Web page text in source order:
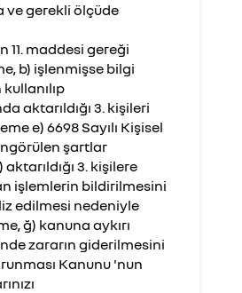
ve gerekli ölçüde
11. maddesi gereği
b) işlenmişse bilgi
aktarıldığı 3. kişileri
e) 6698 Sayılı Kişisel
şartlar
3. kişilere
işlemlerin bildirilmesini
edilmesi nedeniyle
ğ) kanuna aykırı
zararın giderilmesini
Kanunu 'nun